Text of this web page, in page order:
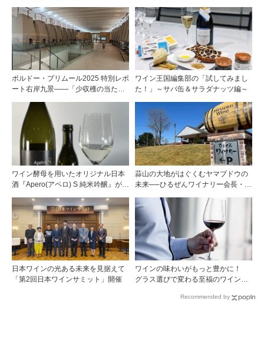
／ワイン好きにぜひ飲んでいただき
たい日本酒
ボルドー・プリムール2025 特別レポ
ート右岸九景――「少収穫の当たり
ンテミリオン 有力9シャトー訪問記
ワイン王国編集部の「試してみまし
た！」～サバ缶＆サラダナッツ編～
ワイン酵母を用いたオリジナル日本
酒『Apero(アペロ) S 純米吟醸』が発
蒜山の大地がはぐくむヤマブドウの
未来──ひるぜんワイナリー会長・植
日本ワインの光ある未来を見据えて
「第2回日本ワインサミット」開催
ワインの味わいがもっと豊かに！
グラス選びで変わる至福のワイン時
Recommended by